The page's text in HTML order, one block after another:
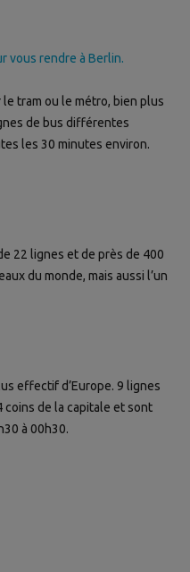
vous rendre à Berlin.
tram ou le métro, bien plus
de bus différentes
les 30 minutes environ.
22 lignes et de près de 400
du monde, mais aussi l’un
effectif d’Europe. 9 lignes
de la capitale et sont
à 00h30.